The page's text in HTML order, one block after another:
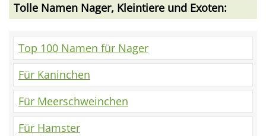
Tolle Namen Nager, Kleintiere und Exoten:
Top 100 Namen für Nager
Für Kaninchen
Für Meerschweinchen
Für Hamster